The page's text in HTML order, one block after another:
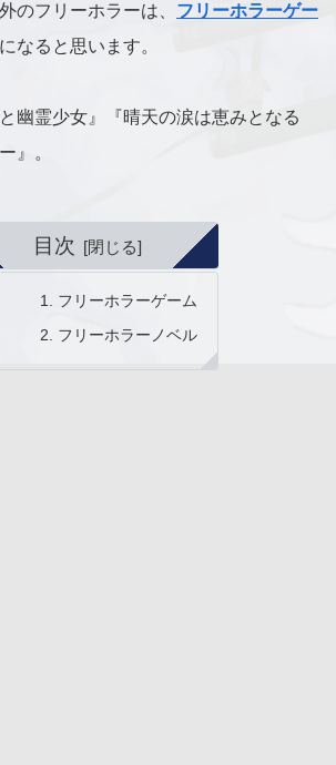
のフリーホラーは、 フリーホラーゲー
なると思います。
幽霊少女』『晴天の涙は恵みとなる
』。
目次
フリーホラーゲーム
フリーホラーノベル